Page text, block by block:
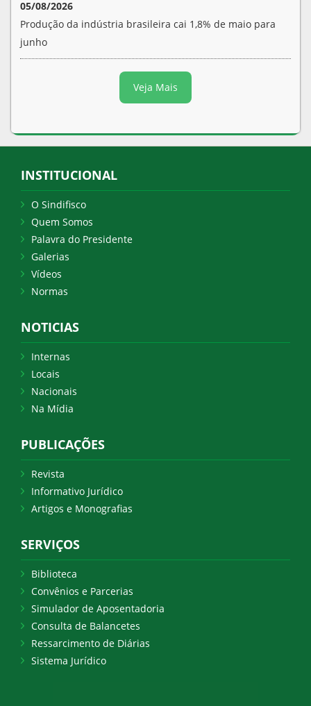
05/08/2026
Produção da indústria brasileira cai 1,8% de maio para
junho
Veja Mais
INSTITUCIONAL
O Sindifisco
Quem Somos
Palavra do Presidente
Galerias
Vídeos
Normas
NOTICIAS
Internas
Locais
Nacionais
Na Mídia
PUBLICAÇÕES
Revista
Informativo Jurídico
Artigos e Monografias
SERVIÇOS
Biblioteca
Convênios e Parcerias
Simulador de Aposentadoria
Consulta de Balancetes
Ressarcimento de Diárias
Sistema Jurídico